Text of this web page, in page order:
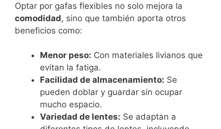
Optar por gafas flexibles no solo mejora la
comodidad, sino que también aporta otros
beneficios como:
Menor peso: Con materiales livianos que
evitan la fatiga.
Facilidad de almacenamiento: Se
pueden doblar y guardar sin ocupar
mucho espacio.
Variedad de lentes: Se adaptan a